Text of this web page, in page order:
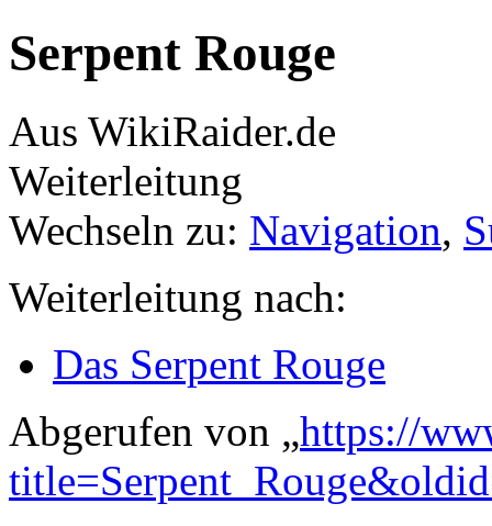
Serpent Rouge
Aus WikiRaider.de
Weiterleitung
Wechseln zu: Navigation,
Weiterleitung nach:
Das Serpent Rouge
Abgerufen von „https://